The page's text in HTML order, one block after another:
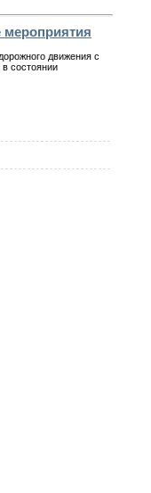
мероприятия
движения с
состоянии